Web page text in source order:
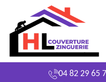
04 82 29 65